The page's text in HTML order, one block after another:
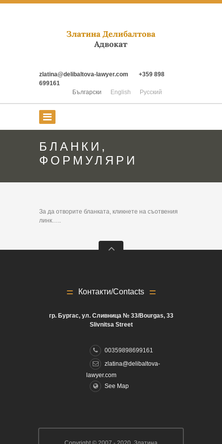
zlatina@delibaltova-lawyer.com +359 898
699161
Български
English Русский
БЛАНКИ,
ФОРМУЛЯРИ
За да отворите бланката, кликнете на съотвения
линк…..
Контакти/Contacts
гр. Бургас, ул. Сливница № 33/Bourgas, 33
Slivnitsa Street
00359898699161
zlatina@delibaltova-
lawyer.com
See Map